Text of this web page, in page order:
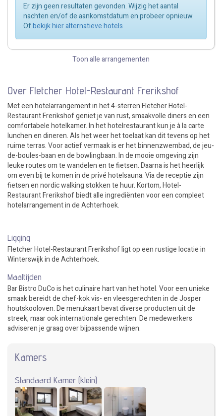
Er zijn geen resultaten gevonden. Wijzig het aantal
nachten en/of de aankomstdatum en probeer opnieuw.
Ofbekijk hier alternatieve hotels
Toon alle arrangementen
Over Fletcher Hotel-Restaurant Frerikshof
Met een hotelarrangement in het 4-sterren Fletcher Hotel-
Restaurant Frerikshof geniet je van rust, smaakvolle diners en een
comfortabele hotelkamer. In het hotelrestaurant kun je à la carte
lunchen en dineren. Als het weer het toelaat kan dit tevens op het
ruime terras. Voor actief vermaak is er het binnenzwembad, de jeu-
de-boules-baan en de bowlingbaan. In de mooie omgeving zijn
leuke routes om te wandelen en te fietsen. Daarna is het heerlijk
om even bij te komen in de privé hotelsauna. Via de receptie zijn
fietsen en nordic walking stokken te huur. Kortom, Hotel-
Restaurant Frerikshof biedt alle ingrediënten voor een compleet
hotelarrangement in de Achterhoek.
Ligging
Fletcher Hotel-Restaurant Frerikshof ligt op een rustige locatie in
Winterswijk in de Achterhoek.
Maaltijden
Bar Bistro DuCo is het culinaire hart van het hotel. Voor een unieke
smaak bereidt de chef-kok vis- en vleesgerechten in de Josper
houtskooloven. De menukaart bevat diverse producten uit de
streek, maar ook internationale gerechten. De medewerkers
adviseren je graag over bijpassende wijnen.
Kamers
Standaard Kamer (klein)